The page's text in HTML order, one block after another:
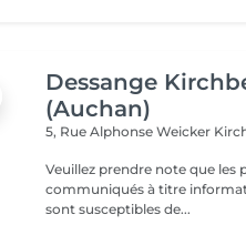
Dessange
(Auchan)
5, Rue Alphonse Weicker
Veuillez prendre note que les
communiqués à titre
sont susceptibles de...